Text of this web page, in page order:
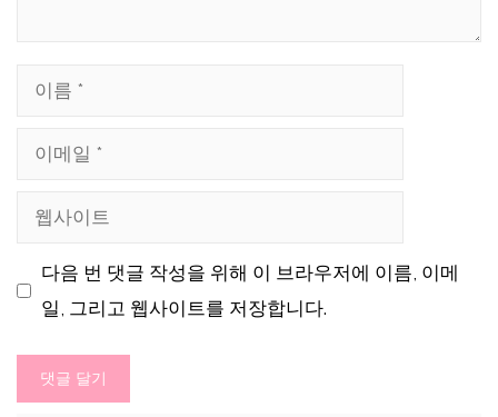
이 다음 번 댓글 작성을 위해 이 브라우저에 이름, 이메
일, 그리고 웹사이트를 저장합니다.